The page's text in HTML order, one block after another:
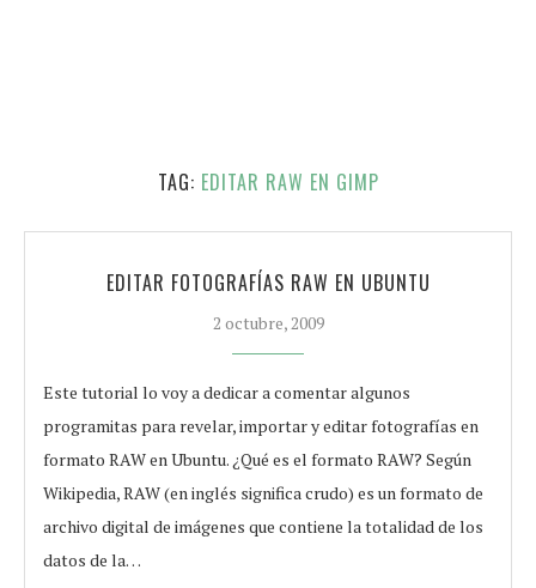
TAG: EDITAR RAW EN GIMP
EDITAR FOTOGRAFÍAS RAW EN UBUNTU
2 octubre, 2009
Este tutorial lo voy a dedicar a comentar algunos
programitas para revelar, importar y editar fotografías en
formato RAW en Ubuntu. ¿Qué es el formato RAW? Según
Wikipedia, RAW (en inglés significa crudo) es un formato de
archivo digital de imágenes que contiene la totalidad de los
datos de la…